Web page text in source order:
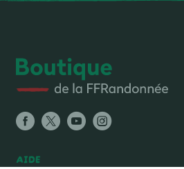
AIDE